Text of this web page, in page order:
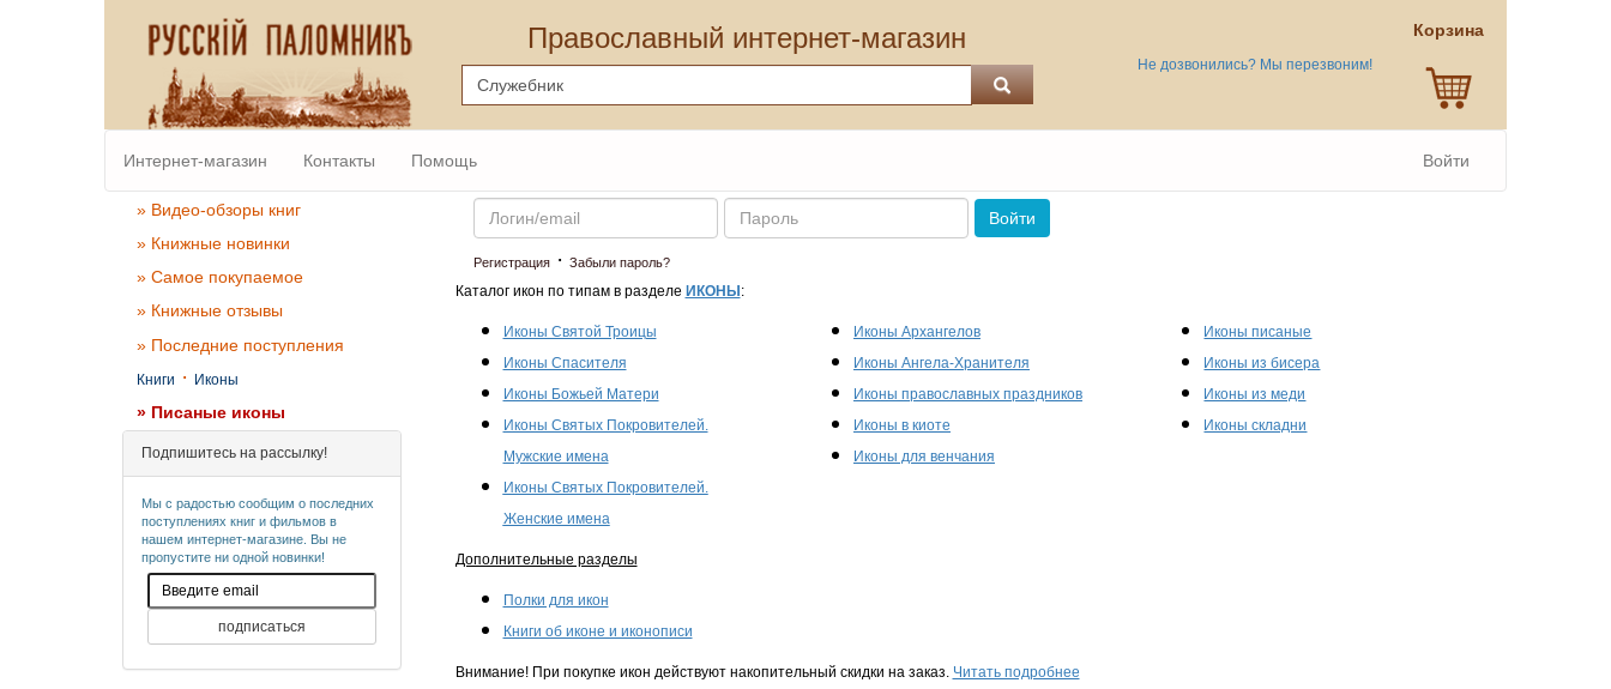
Православный интернет-магазин
Не дозвонились? Мы перезвоним!
Корзина
Интернет-магазин Контакты Помощь Войти
» Видео-обзоры книг
» Книжные новинки
» Самое покупаемое
» Книжные отзывы
» Последние поступления
Книги · Иконы
» Писаные иконы
Подпишитесь на рассылку!
Мы с радостью сообщим о последних
поступлениях книг и фильмов в
нашем интернет-магазине. Вы не
пропустите ни одной новинки!
Email Пароль
Войти
Регистрация· Забыли пароль?
Каталог икон по типам в разделе ИКОНЫ :
Иконы Святой Троицы
Иконы Спасителя
Иконы Божьей Матери
Иконы Святых Покровителей.
Мужские имена
Иконы Святых Покровителей.
Женские имена
Иконы Архангелов
Иконы Ангела-Хранителя
Иконы православных праздников
Иконы в киоте
Иконы для венчания
Иконы писаные
Иконы из бисера
Иконы из меди
Иконы складни
Дополнительные разделы
Полки для икон
Книги об иконе и иконописи
Внимание! При покупке икон действуют накопительный скидки на заказ. Читать подробнее